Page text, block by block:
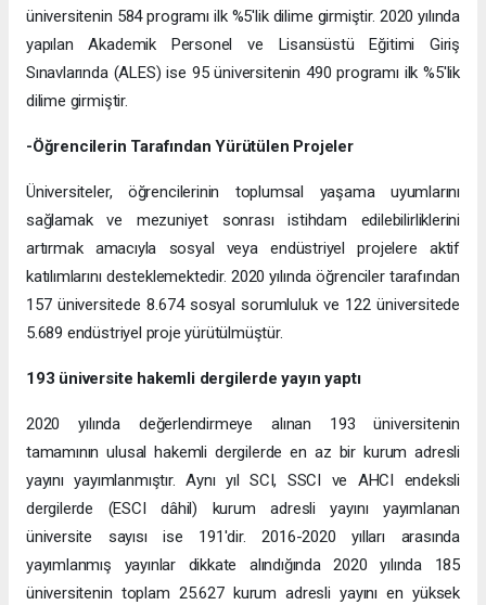
üniversitenin 584 programı ilk %5'lik dilime girmiştir. 2020 yılında
yapılan Akademik Personel ve Lisansüstü Eğitimi Giriş
Sınavlarında (ALES) ise 95 üniversitenin 490 programı ilk %5'lik
dilime girmiştir.
-Öğrencilerin Tarafından Yürütülen Projeler
Üniversiteler, öğrencilerinin toplumsal yaşama uyumlarını
sağlamak ve mezuniyet sonrası istihdam edilebilirliklerini
artırmak amacıyla sosyal veya endüstriyel projelere aktif
katılımlarını desteklemektedir. 2020 yılında öğrenciler tarafından
157 üniversitede 8.674 sosyal sorumluluk ve 122 üniversitede
5.689 endüstriyel proje yürütülmüştür. ​
193 üniversite hakemli dergilerde yayın yaptı
2020 yılında değerlendirmeye alınan 193 üniversitenin
tamamının ulusal hakemli dergilerde en az bir kurum adresli
yayını yayımlanmıştır. Aynı yıl SCI, SSCI ve AHCI endeksli
dergilerde (ESCI dâhil) kurum adresli yayını yayımlanan
üniversite sayısı ise 191'dir. 2016-2020 yılları arasında
yayımlanmış yayınlar dikkate alındığında 2020 yılında 185
üniversitenin toplam 25.627 kurum adresli yayını en yüksek